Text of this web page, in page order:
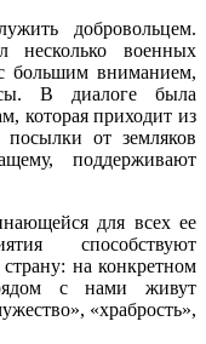
добровольцем.
военных
большим вниманием,
В диалоге была
которая приходит из
от земляков
поддерживают
для всех ее
способствуют
на конкретном
с нами живут
«храбрость»,